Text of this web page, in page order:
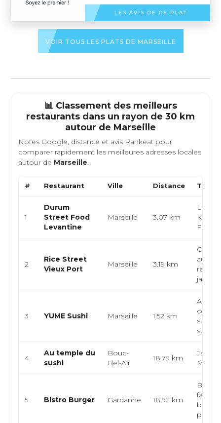
LES AVIS DE CE PLAT
VOIR TOUS LES PLATS DE MARSEILLE
📊 Classement des meilleurs
restaurants dans un rayon de 30 km
autour de Marseille
Notes Google, distance et avis Rankeat pour
comparer rapidement les meilleures adresses locales
autour de Marseille.
# Restaurant Ville Distance Type
1
Durum
Street Food
Levantine
Marseille 3.07 km
Food
2
Rice Street
Vieux Port
Marseille 3.19 km
3 YUME Sushi Marseille 1.52 km
sushi
sushi,
4
Au temple du
sushi
Bouc-
Bel-Air
18.79 km
Maki
5 Bistro Burger Gardanne 18.92 km
fait
bistrot
pro...